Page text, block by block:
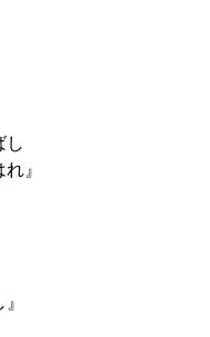
し
』